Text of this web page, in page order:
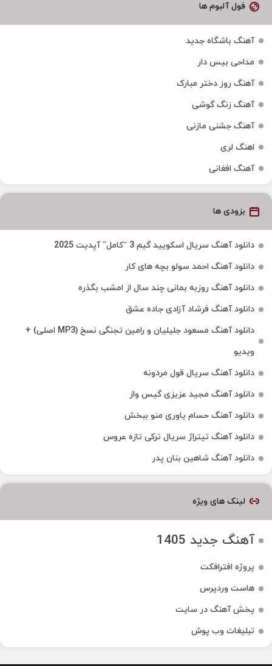
فول آلبوم ها
آهنگ باشگاه جدید
مداحی بیس دار
آهنگ روز دختر مبارک
آهنگ زنگ گوشی
آهنگ جشنی مازنی
اهنگ لری
آهنگ افغانی
بزودی ها
دانلود آهنگ سریال اسکویید گیم 3 “کامل” آپدیت 2025
دانلود آهنگ احمد سولو بچه های کار
دانلود آهنگ روزبه بمانی چند سال از امشب بگذره
دانلود آهنگ فرشاد آزادی جاده عشق
دانلود آهنگ مسعود جلیلیان و رامین تجنگی نسخ (MP3 اصلی) +
ویدیو
دانلود آهنگ سریال قول مردونه
دانلود آهنگ مجید عزیزی گیس واز
دانلود آهنگ حسام یاوری منو ببخش
دانلود آهنگ تیتراژ سریال ترکی تازه عروس
دانلود آهنگ شاهین بنان پدر
لینک های ویژه
آهنگ جدید 1405
پروژه افترافکت
هاست وردپرس
پخش آهنگ در سایت
تبلیغات وب پوش